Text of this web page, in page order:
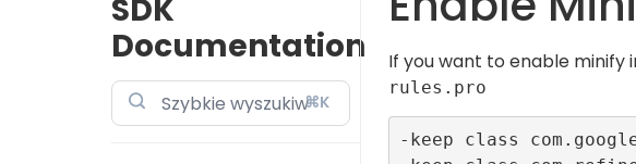
SDK
Documentation
⌘K
If you want to enable minify
rules.pro
-keep class